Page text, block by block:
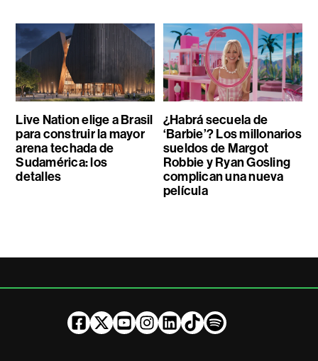
Live Nation elige a Brasil
para construir la mayor
arena techada de
Sudamérica: los
detalles
¿Habrá secuela de
‘Barbie’? Los millonarios
sueldos de Margot
Robbie y Ryan Gosling
complican una nueva
película